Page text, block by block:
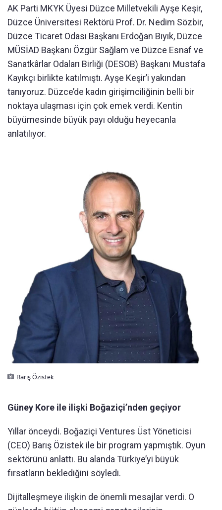
AK Parti MKYK Üyesi Düzce Milletvekili Ayşe Keşir,
Düzce Üniversitesi Rektörü Prof. Dr. Nedim Sözbir,
Düzce Ticaret Odası Başkanı Erdoğan Bıyık, Düzce
MÜSİAD Başkanı Özgür Sağlam ve Düzce Esnaf ve
Sanatkârlar Odaları Birliği (DESOB) Başkanı Mustafa
Kayıkçı birlikte katılmıştı. Ayşe Keşir’i yakından
tanıyoruz. Düzce’de kadın girişimciliğinin belli bir
noktaya ulaşması için çok emek verdi. Kentin
büyümesinde büyük payı olduğu heyecanla
anlatılıyor.
Barış Özistek
Güney Kore ile ilişki Boğaziçi’nden geçiyor
Yıllar önceydi. Boğaziçi Ventures Üst Yöneticisi
(CEO) Barış Özistek ile bir program yapmıştık. Oyun
sektörünü anlattı. Bu alanda Türkiye’yi büyük
fırsatların beklediğini söyledi.
Dijitalleşmeye ilişkin de önemli mesajlar verdi. O